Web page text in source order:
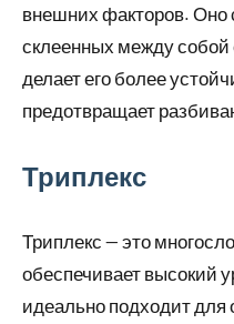
внешних факторов. Оно
склеенных между
делает его более
предотвращает
Триплекс
Триплекс — это
обеспечивает высокий
идеально подходит для